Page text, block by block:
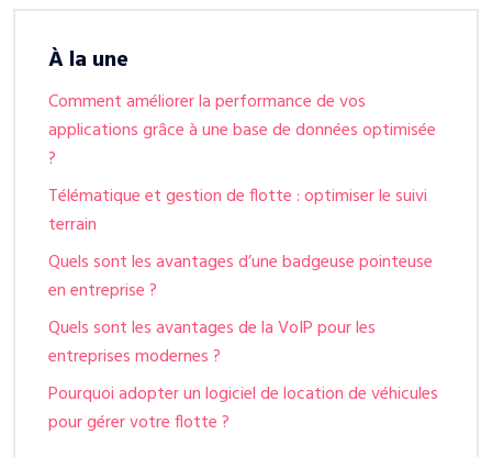
À la une
Comment améliorer la performance de vos
applications grâce à une base de données optimisée
?
Télématique et gestion de flotte : optimiser le suivi
terrain
Quels sont les avantages d’une badgeuse pointeuse
en entreprise ?
Quels sont les avantages de la VoIP pour les
entreprises modernes ?
Pourquoi adopter un logiciel de location de véhicules
pour gérer votre flotte ?